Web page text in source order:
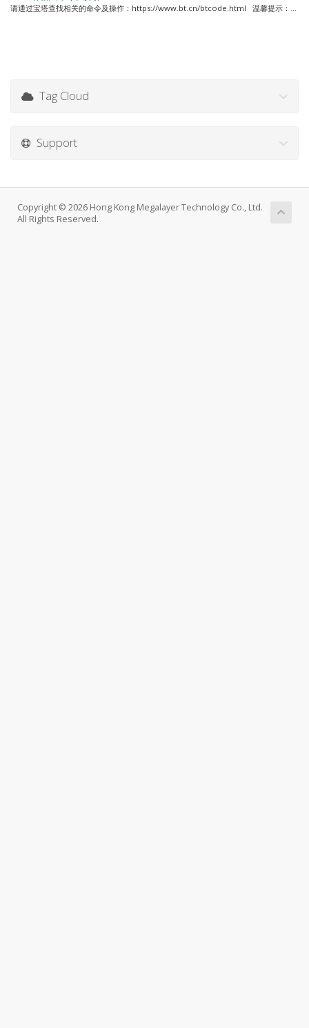
请通过宝塔查找相关的命令及操作：https://www.bt.cn/btcode.html 温馨提示：...
Tag Cloud
Support
Copyright © 2026 Hong Kong Megalayer Technology Co., Ltd.
All Rights Reserved.